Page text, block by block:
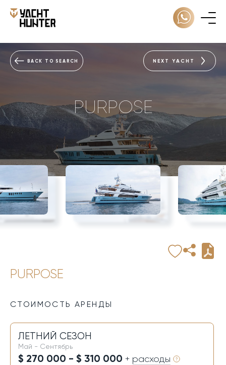
BACK TO SEARCH NEXT YACHT
PURPOSE
PURPOSE
СТОИМОСТЬ АРЕНДЫ
ЛЕТНИЙ СЕЗОН
Май - Сентябрь
$ 270 000 - $ 310 000 + расходы